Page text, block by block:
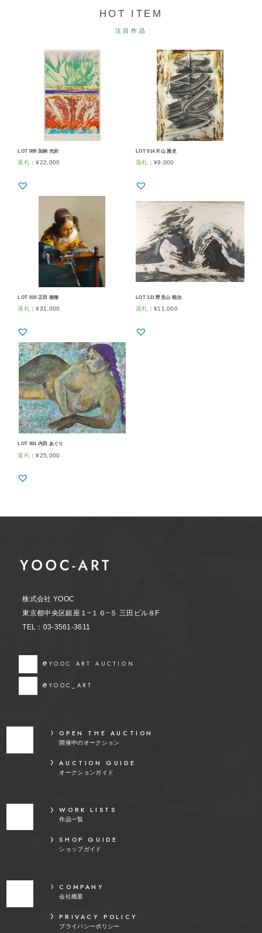
HOT ITEM
注目作品
LOT 088 加納 光於
落札 ：¥22,000
LOT 014 片山 雅史
落札 ： ¥9,000
LOT 019 正田 徳衛
落札 ：¥31,000
LOT 121 野見山 暁治
落札 ： ¥11,000
LOT 001 内田 あぐり
落札 ：¥25,000
株式会社 YOOC
東京都中央区銀座１−１６−５ 三田ビル８F
TEL：03-3561-3611
@YOOC ART AUCTION
@YOOC_ART
OPEN THE AUCTION
開催中のオークション
AUCTION GUIDE
オークションガイド
WORK LISTS
作品一覧
SHOP GUIDE
ショップガイド
COMPANY
会社概要
PRIVACY POLICY
プライバシーポリシー